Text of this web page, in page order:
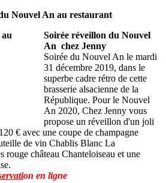
Nouvel An au restaurant
Soirée réveillon du Nouvel
An chez Jenny
Soirée du Nouvel An le mardi
31 décembre 2019, dans le
superbe cadre rétro de cette
brasserie alsacienne de la
République. Pour le Nouvel
An 2020, Chez Jenny vous
propose un réveillon d'un joli
€ avec une coupe de champagne
de vin Chablis Blanc La
rouge château Chanteloiseau et une
on en ligne